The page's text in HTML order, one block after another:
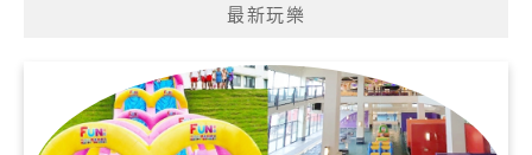
最新玩樂